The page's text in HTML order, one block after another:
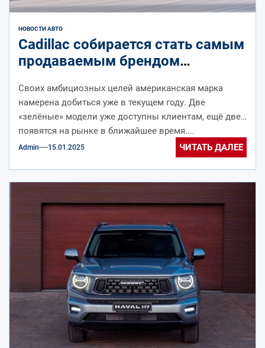
НОВОСТИ АВТО
Cadillac собирается стать самым
продаваемым брендом
США
Своих амбициозных целей американская марка
намерена добиться уже в текущем году. Две
«зелёные» модели уже доступны клиентам, ещё две
появятся на рынке в ближайшее время....
Admin 15.01.2025 ЧИТАТЬ ДАЛЕЕ